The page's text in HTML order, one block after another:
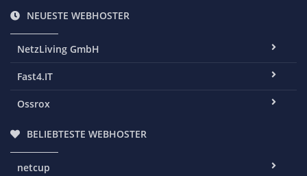
NEUESTE WEBHOSTER
NetzLiving GmbH
Fast4.IT
Ossrox
BELIEBTESTE WEBHOSTER
netcup